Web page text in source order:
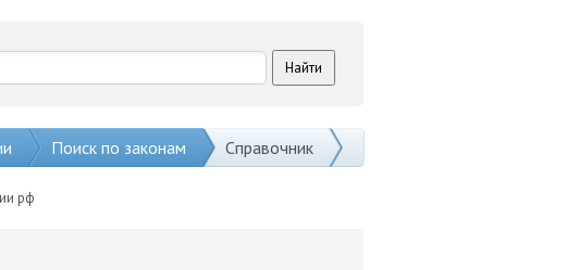
Поиск по законам Справочник
рф